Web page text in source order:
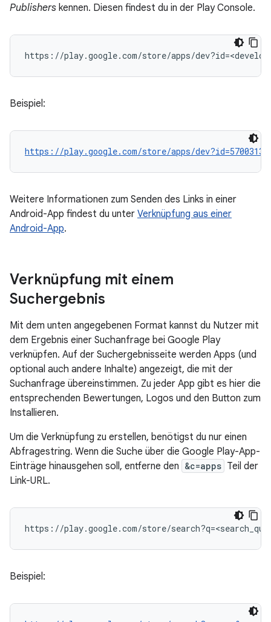
Publishers kennen. Diesen findest du in der Play Console.
Beispiel:
https://play.google.com/store/apps/
Weitere Informationen zum Senden des Links in einer
Android-App findest du unter Verknüpfung aus einer
Android-App.
Verknüpfung mit einem
Suchergebnis
Mit dem unten angegebenen Format kannst du Nutzer mit
dem Ergebnis einer Suchanfrage bei Google Play
verknüpfen. Auf der Suchergebnisseite werden Apps (und
optional auch andere Inhalte) angezeigt, die mit der
Suchanfrage übereinstimmen. Zu jeder App gibt es hier die
entsprechenden Bewertungen, Logos und den Button zum
Installieren.
Um die Verknüpfung zu erstellen, benötigst du nur einen
Abfragestring. Wenn die Suche über die Google Play-App-
Einträge hinausgehen soll, entferne den &c=apps Teil der
Link-URL.
Beispiel: